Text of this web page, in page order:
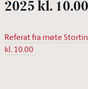
2025 kl. 10.00
Referat fra møte
kl. 10.00